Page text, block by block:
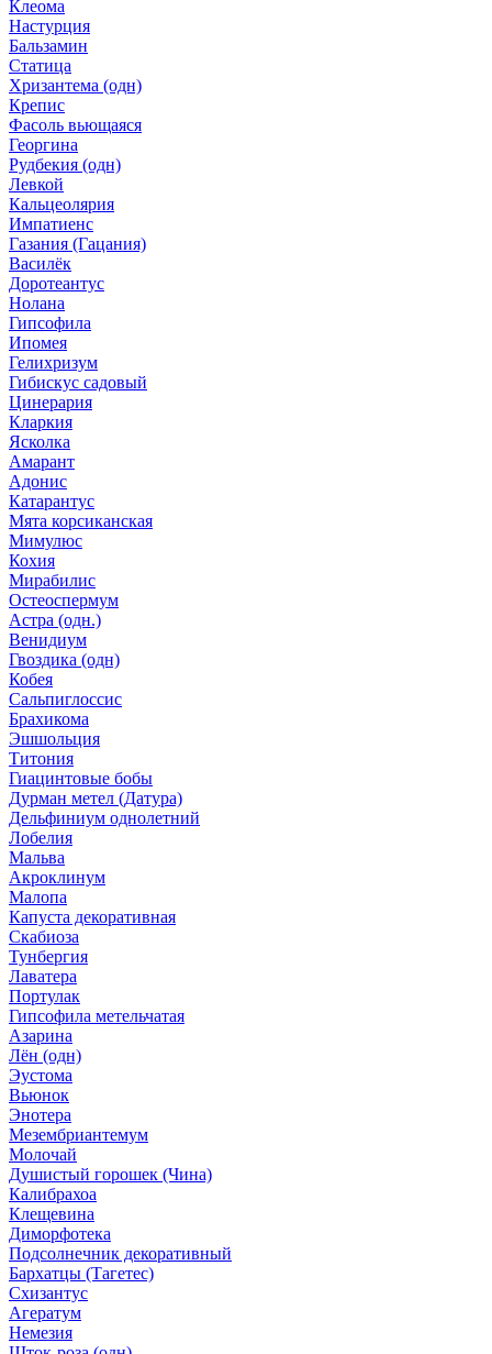
Клеома
Настурция
Бальзамин
Статица
Хризантема (одн)
Крепис
Фасоль вьющаяся
Георгина
Рудбекия (одн)
Левкой
Кальцеолярия
Импатиенс
Газания (Гацания)
Василёк
Доротеантус
Нолана
Гипсофила
Ипомея
Гелихризум
Гибискус садовый
Цинерария
Кларкия
Ясколка
Амарант
Адонис
Катарантус
Мята корсиканская
Мимулюс
Кохия
Мирабилис
Остеоспермум
Астра (одн.)
Венидиум
Гвоздика (одн)
Кобея
Сальпиглоссис
Брахикома
Эшшольция
Титония
Гиацинтовые бобы
Дурман метел (Датура)
Дельфиниум однолетний
Лобелия
Мальва
Акроклинум
Малопа
Капуста декоративная
Скабиоза
Тунбергия
Лаватера
Портулак
Гипсофила метельчатая
Азарина
Лён (одн)
Эустома
Вьюнок
Энотера
Мезембриантемум
Молочай
Душистый горошек (Чина)
Калибрахоа
Клещевина
Диморфотека
Подсолнечник декоративный
Бархатцы (Тагетес)
Схизантус
Агератум
Немезия